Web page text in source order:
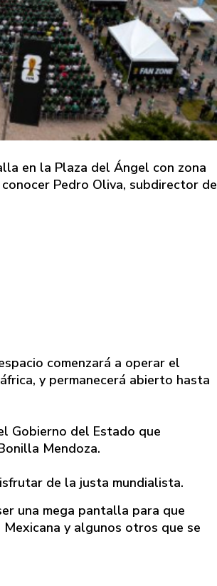
en la Plaza del Ángel con zona
Pedro Oliva, subdirector de
comenzará a operar el
y permanecerá abierto hasta
Gobierno del Estado que
Mendoza.
de la justa mundialista.
una mega pantalla para que
y algunos otros que se